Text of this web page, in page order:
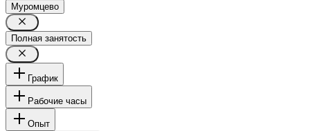
Муромцево
Полная занятость
График
Рабочие часы
Опыт